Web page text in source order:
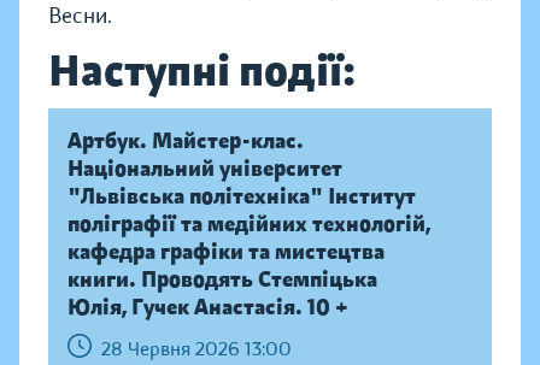
Весни.
Наступні події:
Артбук. Майстер-клас.
Національний університет
"Львівська політехніка" Інститут
поліграфії та медійних технологій,
кафедра графіки та мистецтва
книги. Проводять Стемпіцька
Юлія, Гучек Анастасія. 10 +
28 Червня 2026 13:00